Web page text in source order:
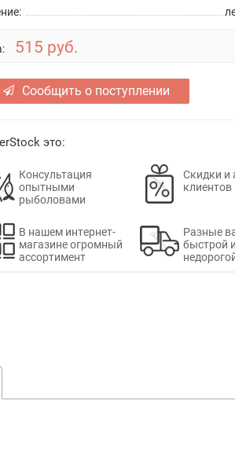
515 руб.
Сообщить о поступлении
это:
Консультация
опытными
рыболовами
Скидки и
клиентов
В нашем интернет-
магазине огромный
ассортимент
Разные
быстрой и